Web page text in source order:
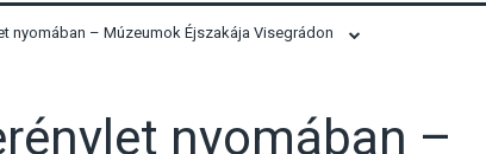
nyomában – Múzeumok Éjszakája Visegrádon
nyomában –